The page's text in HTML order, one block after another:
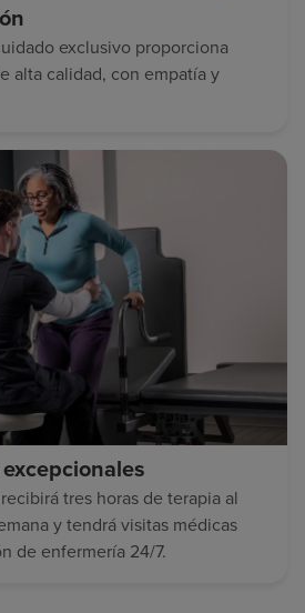
exclusivo proporciona
alta calidad, con empatía y
tres horas de terapia al
y tendrá visitas médicas
de enfermería 24/7.